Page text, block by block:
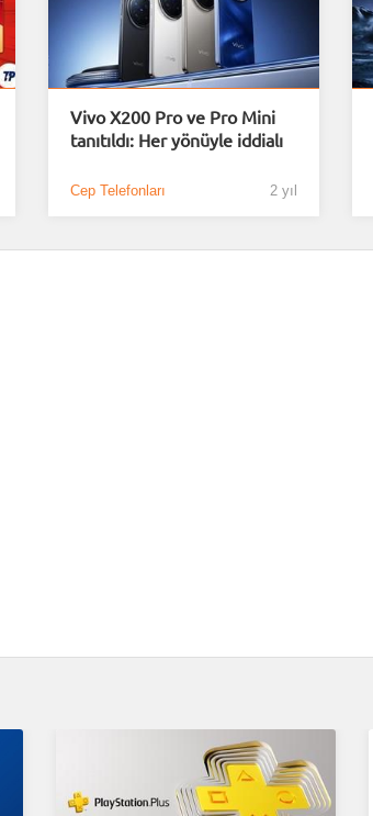
Vivo X200 Pro ve Pro Mini
tanıtıldı: Her yönüyle iddialı
Cep Telefonları 2 yıl